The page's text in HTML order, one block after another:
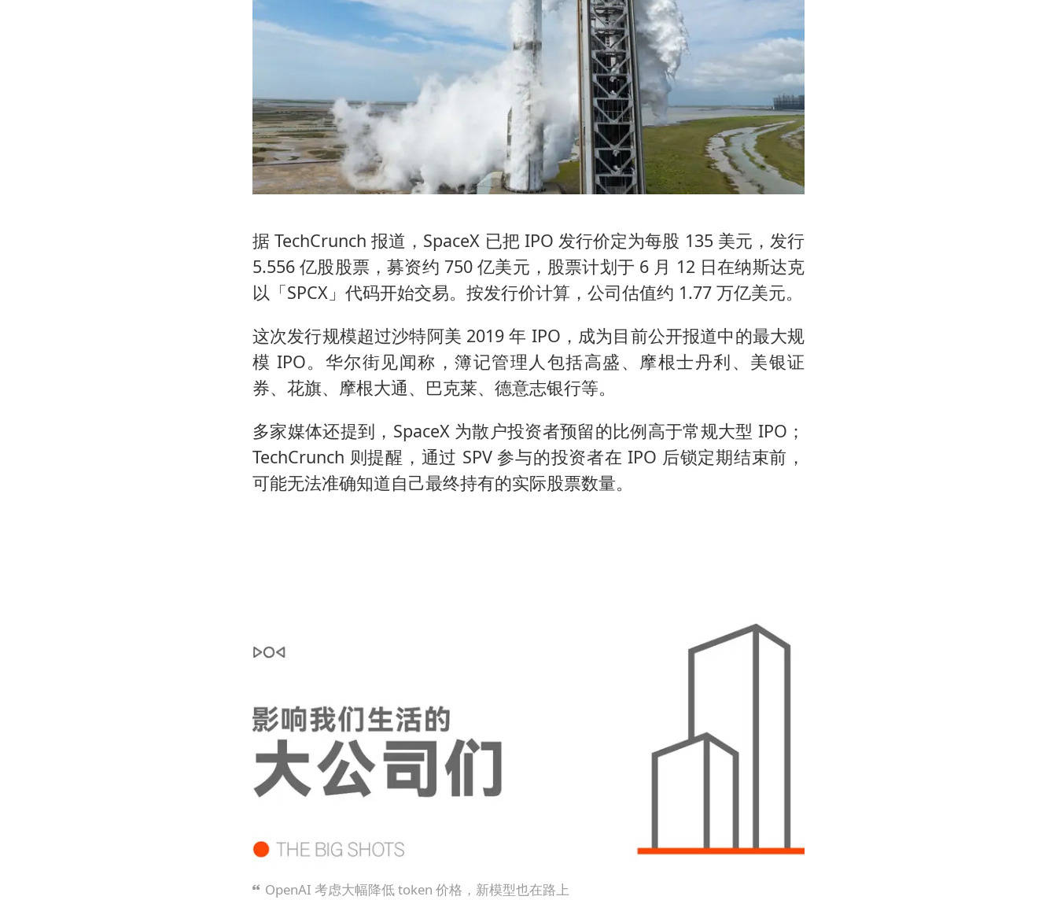
据 TechCrunch 报道，SpaceX 已把 IPO 发行价定为每股 135 美元，发行
5.556 亿股股票，募资约 750 亿美元，股票计划于 6 月 12 日在纳斯达克
以「SPCX」代码开始交易。按发行价计算，公司估值约 1.77 万亿美元。
这次发行规模超过沙特阿美 2019 年 IPO，成为目前公开报道中的最大规
模 IPO。华尔街见闻称，簿记管理人包括高盛、摩根士丹利、美银证
券、花旗、摩根大通、巴克莱、德意志银行等。
多家媒体还提到，SpaceX 为散户投资者预留的比例高于常规大型 IPO；
TechCrunch 则提醒，通过 SPV 参与的投资者在 IPO 后锁定期结束前，
可能无法准确知道自己最终持有的实际股票数量。
OpenAI 考虑大幅降低 token 价格，新模型也在路上